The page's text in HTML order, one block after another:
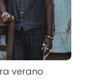
verano